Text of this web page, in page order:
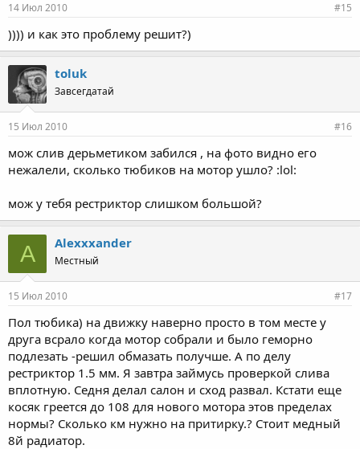
14 Июл 2010 #15
)))) и как это проблему решит?)
toluk
Завсегдатай
15 Июл 2010 #16
мож слив дерьметиком забился , на фото видно его
нежалели, сколько тюбиков на мотор ушло? :lol:
мож у тебя рестриктор слишком большой?
A Alexxxander
Местный
15 Июл 2010 #17
Пол тюбика) на движку наверно просто в том месте у
друга всрало когда мотор собрали и было геморно
подлезать -решил обмазать получше. А по делу
рестриктор 1.5 мм. Я завтра займусь проверкой слива
вплотную. Седня делал салон и сход развал. Кстати еще
косяк греется до 108 для нового мотора этов пределах
нормы? Сколько км нужно на притирку.? Стоит медный
8й радиатор.